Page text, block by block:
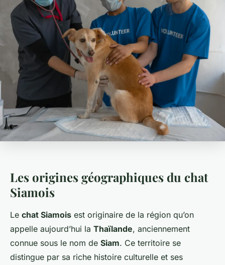
Les origines géographiques du chat
Siamois
Le chat Siamois est originaire de la région qu’on
appelle aujourd’hui la Thaïlande, anciennement
connue sous le nom de Siam. Ce territoire se
distingue par sa riche histoire culturelle et ses